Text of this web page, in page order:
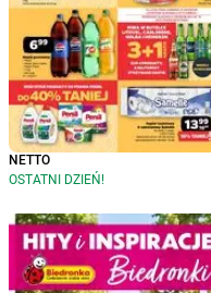
NETTO
OSTATNI DZIEŃ!